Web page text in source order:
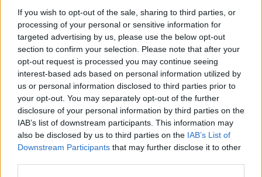
If you wish to opt-out of the sale, sharing to third parties, or
processing of your personal or sensitive information for
targeted advertising by us, please use the below opt-out
section to confirm your selection. Please note that after your
opt-out request is processed you may continue seeing
interest-based ads based on personal information utilized by
us or personal information disclosed to third parties prior to
your opt-out. You may separately opt-out of the further
disclosure of your personal information by third parties on the
IAB’s list of downstream participants. This information may
also be disclosed by us to third parties on the IAB’s List of
Downstream Participants that may further disclose it to other
megváltozott: Romero kezdte megtalálni a ritmust
állóharcban. Miután a bíró figyelmeztette, hogy ne
dobjon Superman-ütéseket, Romero tiszta bal kézzel
találta el Doukast, aki le is ment.
Miután nyolcat számoltak rá, Doukas felállt, a
homlokából viszont ömlött a vér. Romero folytatta a
támadást, majd egy brutális felütéssel ismét a földre
küldte. Doukas újra felállt, de a menet végén Romero
még egyszer padlóra vitte. A bíró ekkor beszüntette az
egyoldalú küzdelmet.